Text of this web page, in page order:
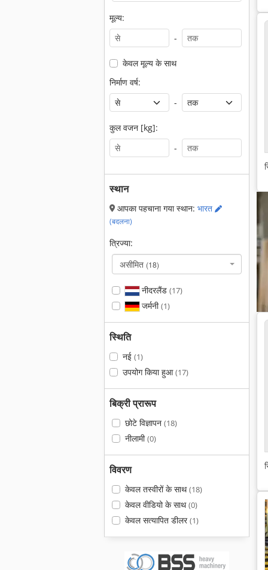
मूल्य:
-
केवल मूल्य के साथ
निर्माण वर्ष:
-
कुल वजन [kg]:
-
स्थान
आपका पहचाना गया स्थान: भारत
(बदलना)
त्रिज्या:
असीमित (18)
नीदरलैंड (17)
जर्मनी(1)
स्थिति
नई (1)
उपयोग किया हुआ(17)
बिक्री प्रारूप
छोटे विज्ञापन (18)
नीलामी(0)
विवरण
केवल तस्वीरों के साथ(18)
केवल वीडियो के साथ(0)
केवल सत्यापित डीलर(1)